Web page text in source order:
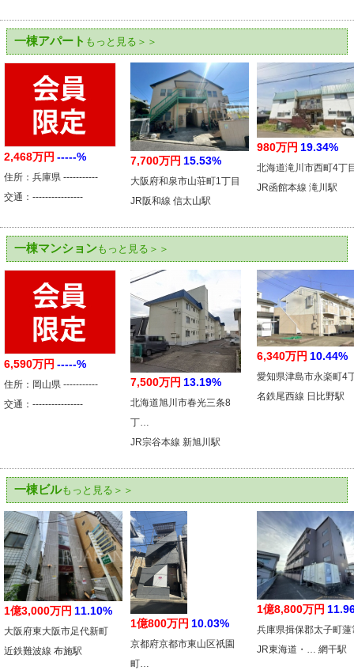
一棟アパート もっと見る＞＞
2,468万円 -----%
住所：兵庫県 -----------
交通：----------------
7,700万円 15.53%
大阪府和泉市山荘町1丁目
JR阪和線 信太山駅
980万円 19.34%
北海道滝川市西町4丁
JR函館本線 滝川駅
一棟マンションもっと見る＞＞
6,590万円 -----%
住所：岡山県 -----------
交通：----------------
7,500万円 13.19%
北海道旭川市春光三条8
丁…
JR宗谷本線 新旭川駅
6,340万円 10.44%
愛知県津島市永楽町4
名鉄尾西線 日比野駅
一棟ビルもっと見る＞＞
1億3,000万円 11.10%
大阪府東大阪市足代新町
近鉄難波線 布施駅
1億800万円 10.03%
京都府京都市東山区祇園
町…
1億8,800万円
兵庫県揖保郡太子町蓮
JR東海道・… 網干駅